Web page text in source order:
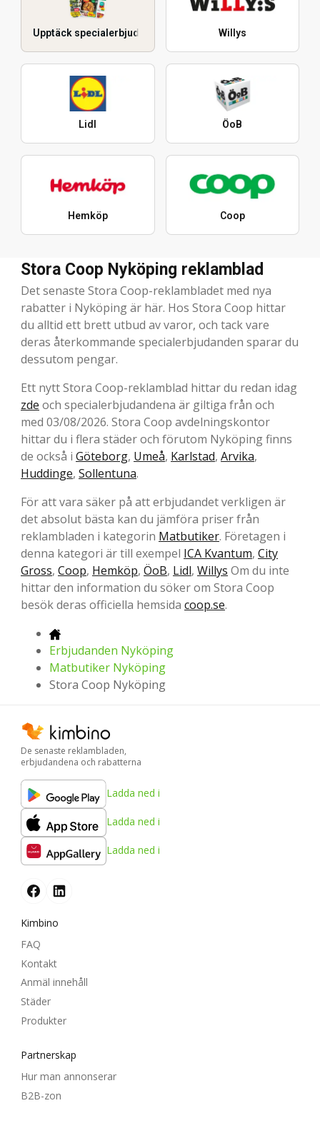
Upptäck specialerbjudanden Willys
Lidl ÖoB
Hemköp Coop
Stora Coop Nyköping reklamblad
Det senaste Stora Coop-reklambladet med nya
rabatter i Nyköping är här. Hos Stora Coop hittar
du alltid ett brett utbud av varor, och tack vare
deras återkommande specialerbjudanden sparar du
dessutom pengar.
Ett nytt Stora Coop-reklamblad hittar du redan idag
zde och specialerbjudandena är giltiga från och
med 03/08/2026. Stora Coop avdelningskontor
hittar du i flera städer och förutom Nyköping finns
de också i Göteborg, Umeå, Karlstad, Arvika,
Huddinge, Sollentuna.
För att vara säker på att erbjudandet verkligen är
det absolut bästa kan du jämföra priser från
reklambladen i kategorin Matbutiker. Företagen i
denna kategori är till exempel ICA Kvantum, City
Gross, Coop, Hemköp, ÖoB, Lidl, Willys Om du inte
hittar den information du söker om Stora Coop
besök deras officiella hemsida coop.se.
Erbjudanden Nyköping
Matbutiker Nyköping
Stora Coop Nyköping
De senaste reklambladen,
erbjudandena och rabatterna
Ladda ned i
Ladda ned i
Ladda ned i
Kimbino
FAQ
Kontakt
Anmäl innehåll
Städer
Produkter
Partnerskap
Hur man annonserar
B2B-zon